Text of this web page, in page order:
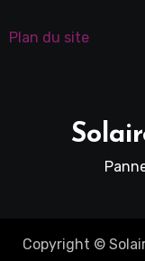
Plan du site
Copyright ©